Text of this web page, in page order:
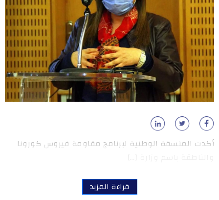
أكدت المنسقة الوطنية لبرنامج مقاومة فيروس كورونا
قراءة المزيد